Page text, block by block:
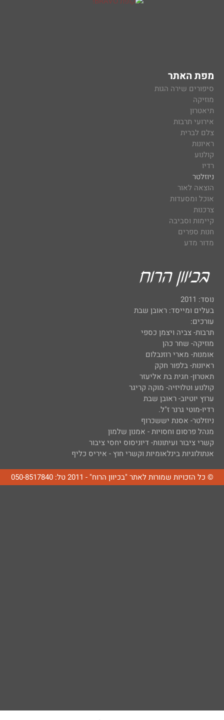
מפת האתר
סיפורים שירה הגות
מוזיקה
תיאטרון
אירועי תרבות
צלם לברית
ראיונות
קולנוע
רדיו
ניוזלטר
הוצאה לאור
אוכל ומסעדות
צרכנות
קיימות וסביבה
חנות ספרים
מדור מדע
נוסד: 2011
בעלים ומייסד: ראובן שבת
עורכים:
תרבות- צביה ויצמן כספי
מוזיקה- שחר כהן
אומנות- מארי רוזנבלום
ראיונות- בלפור חקק
תאטרון- חגית בת אליעזר
קולנוע וטלויזיה- מוקה קריגר
ערוץ יוטיוב- ראובן שבת
רדיו-מוטי גרנר ז"ל.
ניוזלטר- אסנת יששכרוף
מנהל פרסום וחסויות - אמנון שלמון
קשרי ציבור ועיתונות- דיוניסוס יחסי ציבור
אנתולוגיות בינלאומיות וקשרי חוץ - איריס כליף
© כל הזכויות שמורות לאתר "בכיוון הרוח" - 2011 טל: 050-8517840